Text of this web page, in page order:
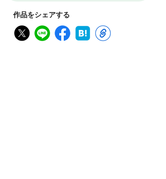
作品をシェアする